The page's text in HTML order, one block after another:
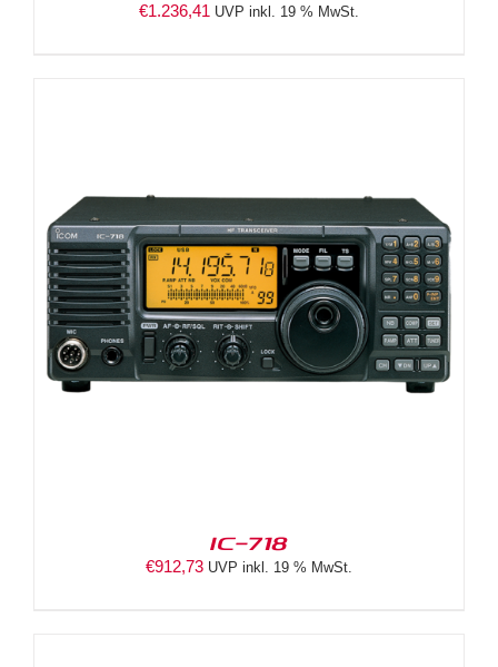
€1.236,41 UVP inkl. 19 % MwSt.
IC-718
€912,73 UVP inkl. 19 % MwSt.